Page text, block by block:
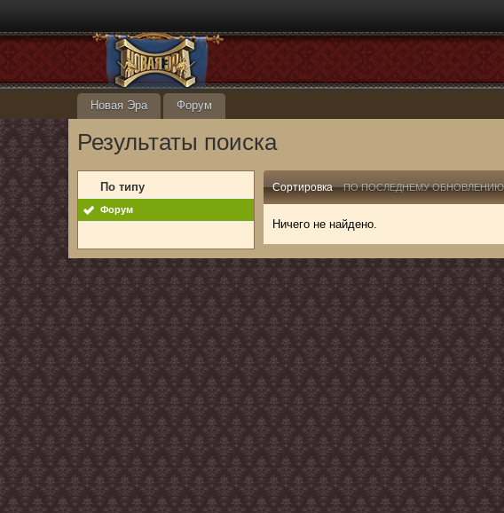
Новая Эра Форум
Результаты поиска
По типу
Форум
Сортировка ПО ПОСЛЕДНЕМУ ОБНОВЛЕНИЮ
Ничего не найдено.